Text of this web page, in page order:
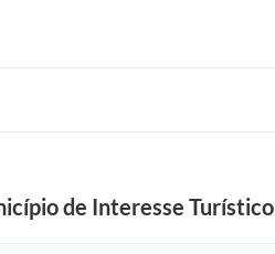
de Interesse Turístico